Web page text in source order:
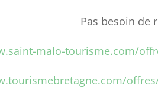
Pas besoin de
malo-tourisme.com/